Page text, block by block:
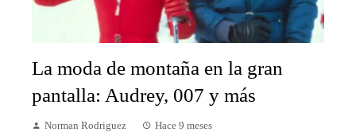
La moda de montaña en la gran
pantalla: Audrey, 007 y más
Norman Rodriguez Hace 9 meses